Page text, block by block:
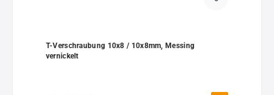
T-Verschraubung 10x8 / 10x8mm, Messing
vernickelt